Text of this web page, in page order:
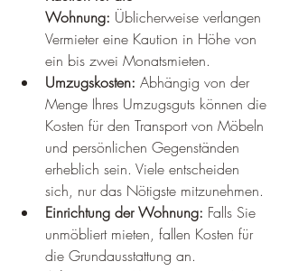
Wohnung: Üblicherweise verlangen
Vermieter eine Kaution in Höhe von
ein bis zwei Monatsmieten.
Umzugskosten: Abhängig von der
Menge Ihres Umzugsguts können die
Kosten für den Transport von Möbeln
und persönlichen Gegenständen
erheblich sein. Viele entscheiden
sich, nur das Nötigste mitzunehmen.
Einrichtung der Wohnung: Falls Sie
unmöbliert mieten, fallen Kosten für
die Grundausstattung an.